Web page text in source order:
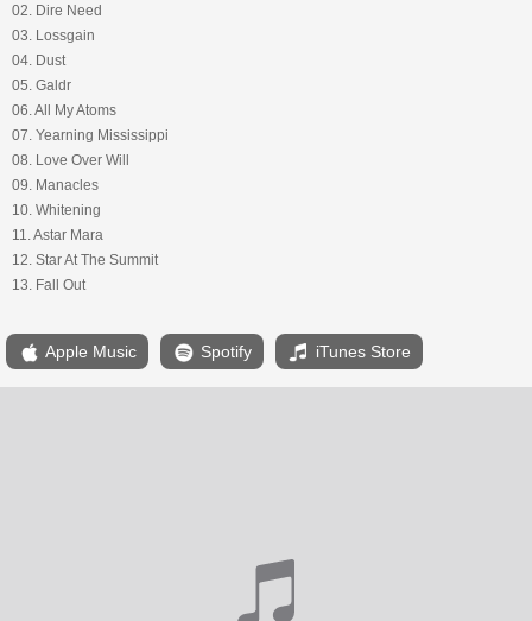
02. Dire Need
03. Lossgain
04. Dust
05. Galdr
06. All My Atoms
07. Yearning Mississippi
08. Love Over Will
09. Manacles
10. Whitening
11. Astar Mara
12. Star At The Summit
13. Fall Out
Apple Music Spotify iTunes Store